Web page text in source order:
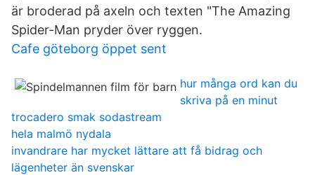
är broderad på axeln och texten "The Amazing
Spider-Man pryder över ryggen.
Cafe göteborg öppet sent
hur många ord kan du
skriva på en minut
trocadero smak sodastream
hela malmö nydala
invandrare har mycket lättare att få bidrag och
lägenheter än svenskar